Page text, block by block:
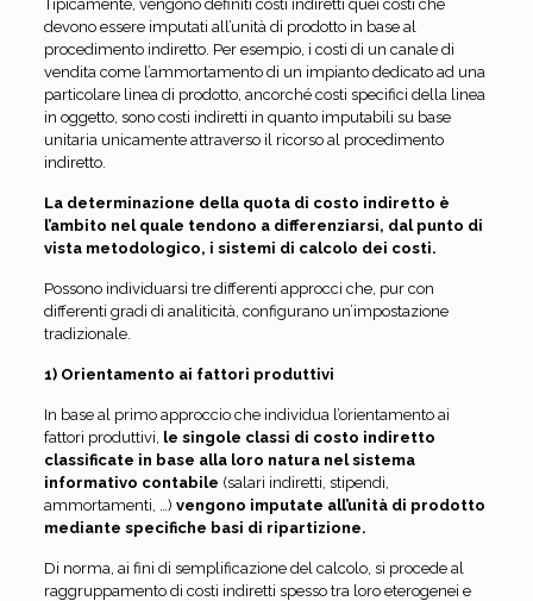
Tipicamente, vengono definiti costi indiretti quei costi che
devono essere imputati all’unità di prodotto in base al
procedimento indiretto. Per esempio, i costi di un canale di
vendita come l’ammortamento di un impianto dedicato ad una
particolare linea di prodotto, ancorché costi specifici della linea
in oggetto, sono costi indiretti in quanto imputabili su base
unitaria unicamente attraverso il ricorso al procedimento
indiretto.
La determinazione della quota di costo indiretto è
l’ambito nel quale tendono a differenziarsi, dal punto di
vista metodologico, i sistemi di calcolo dei costi.
Possono individuarsi tre differenti approcci che, pur con
differenti gradi di analiticità, configurano un’impostazione
tradizionale.
1) Orientamento ai fattori produttivi
In base al primo approccio che individua l’orientamento ai
fattori produttivi, le singole classi di costo indiretto
classificate in base alla loro natura nel sistema
informativo contabile (salari indiretti, stipendi,
ammortamenti, …) vengono imputate all’unità di prodotto
mediante specifiche basi di ripartizione.
Di norma, ai fini di semplificazione del calcolo, si procede al
raggruppamento di costi indiretti spesso tra loro eterogenei e